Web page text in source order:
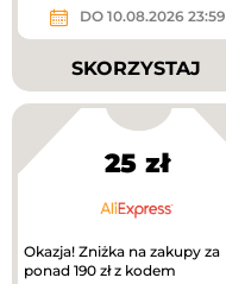
DO 10.08.2026 23:59
SKORZYSTAJ
25 zł
Okazja! Zniżka na zakupy za
ponad 190 zł z kodem